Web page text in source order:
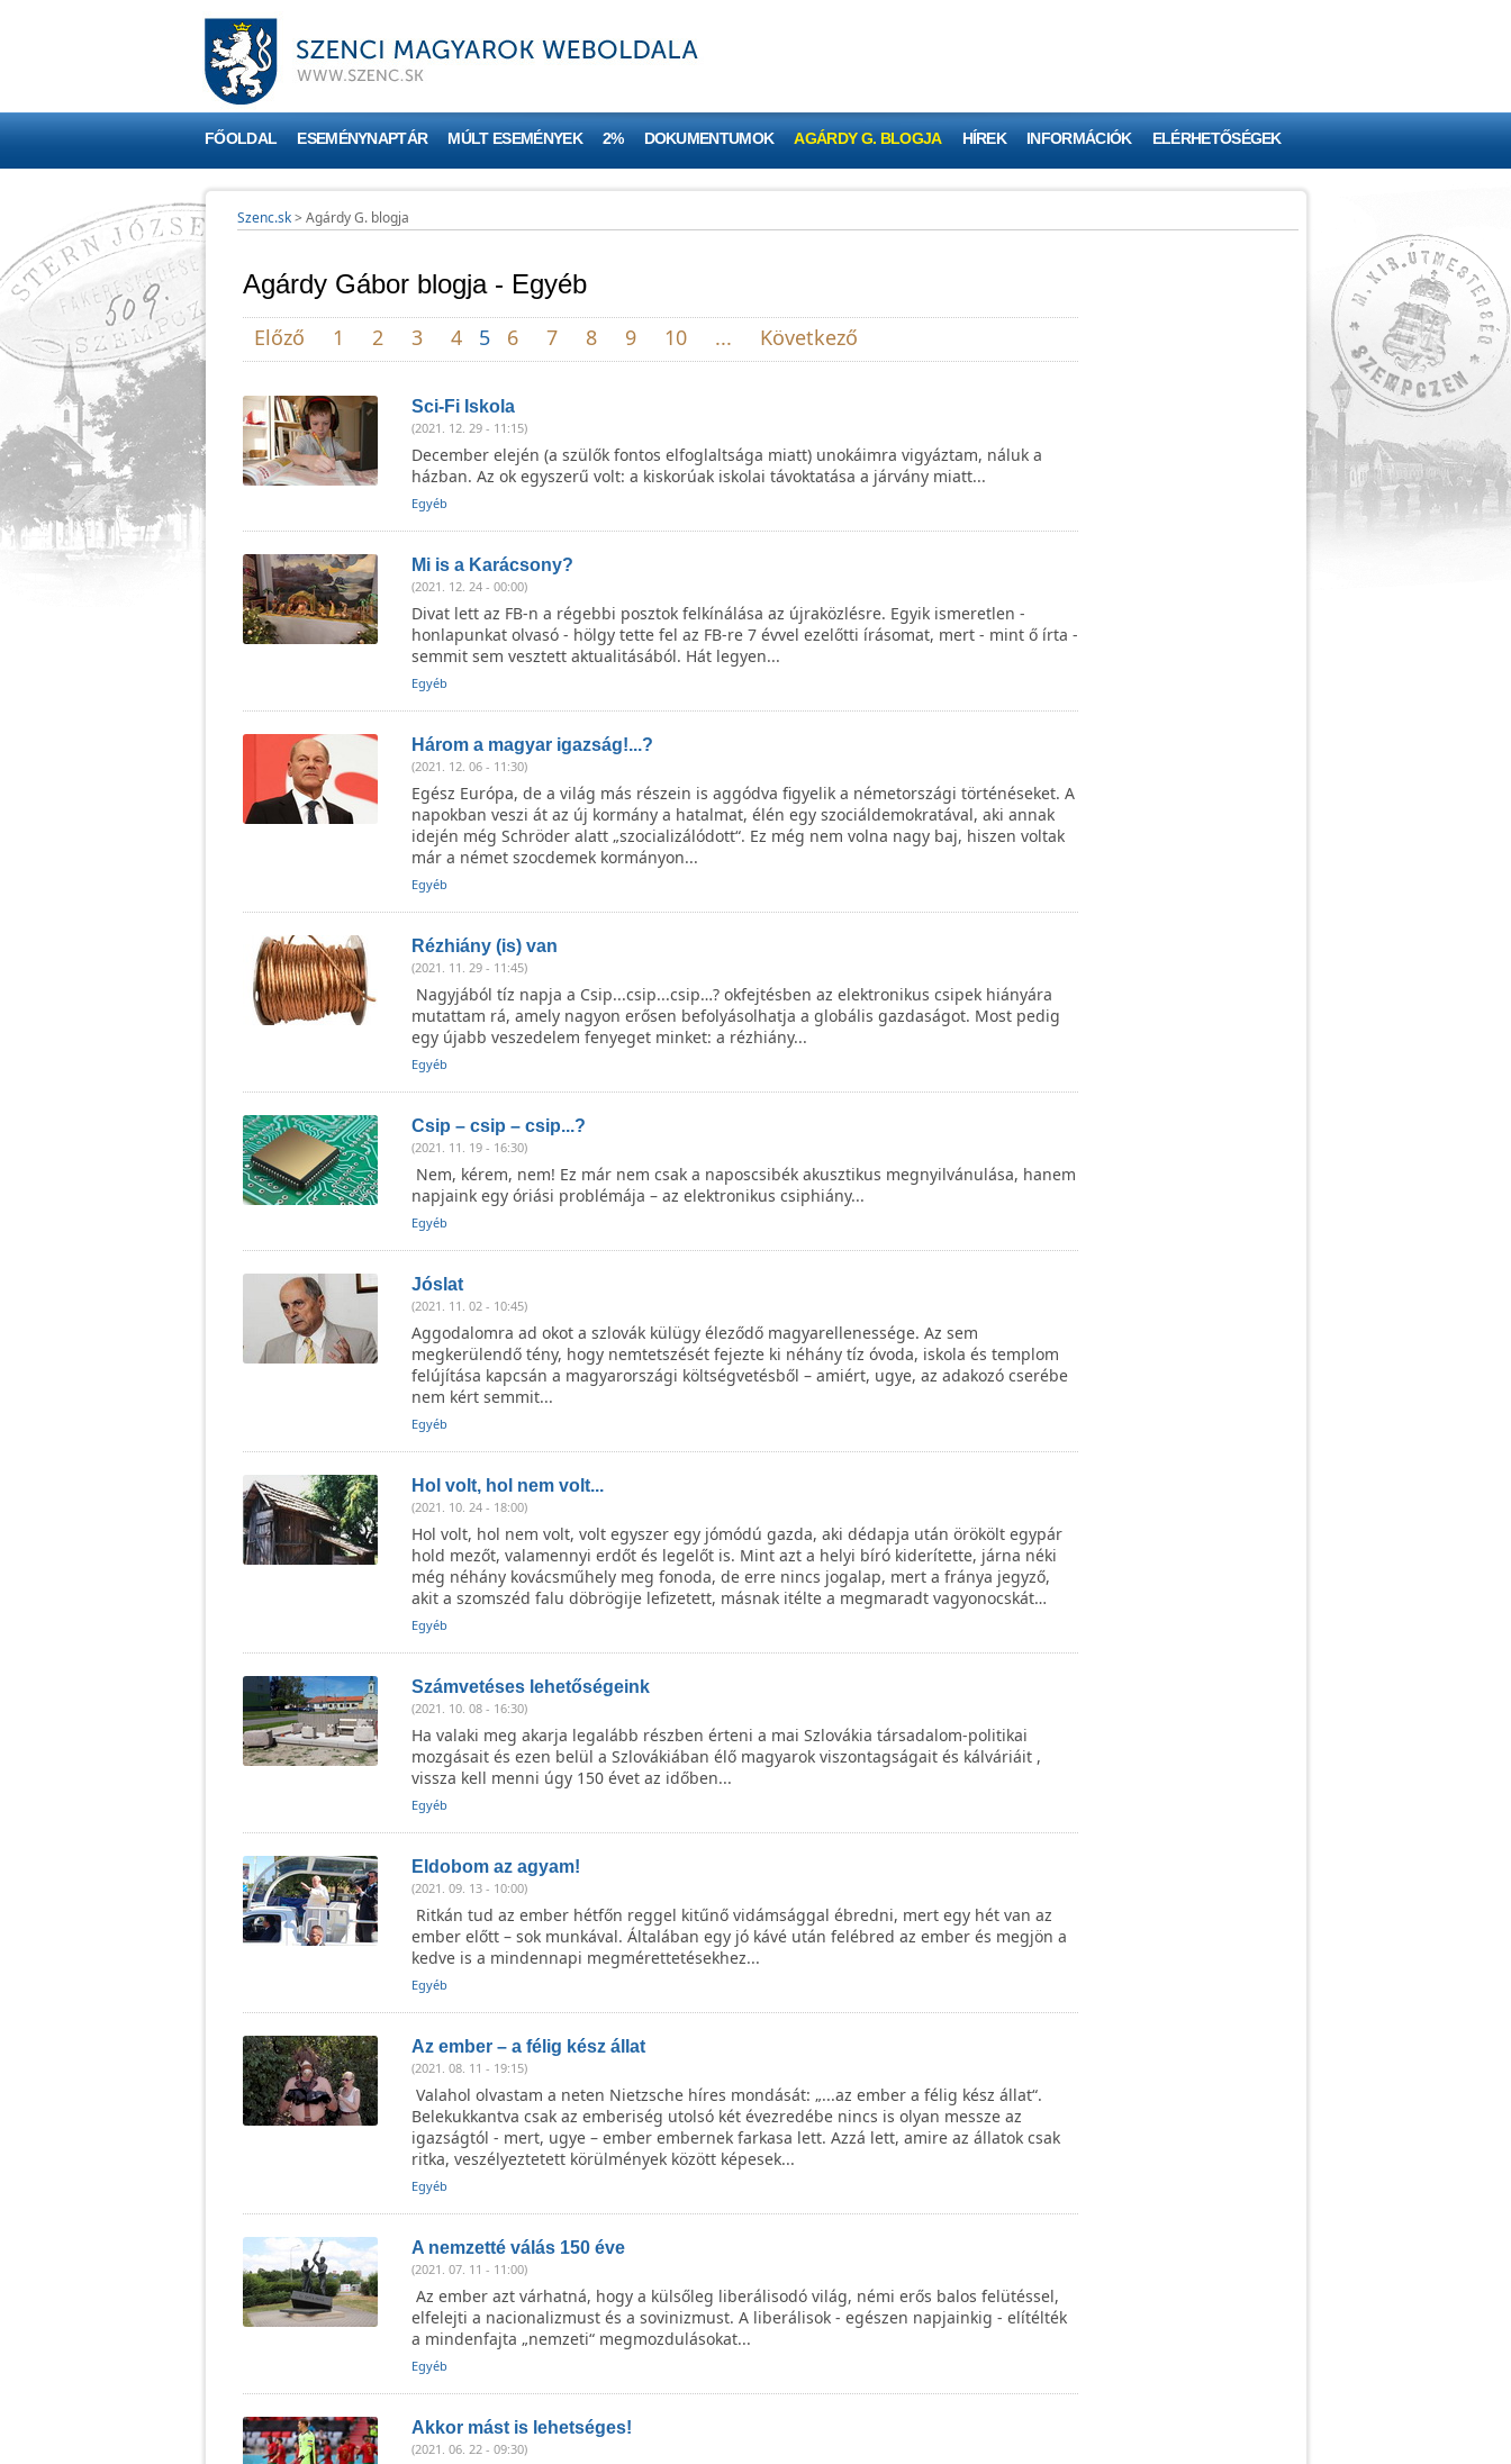
FŐOLDAL ESEMÉNYNAPTÁR MÚLT ESEMÉNYEK 2% DOKUMENTUMOK AGÁRDY G. BLOGJA HÍREK INFORMÁCIÓK ELÉRHETŐSÉGEK
Szenc.sk> Agárdy G. blogja
Agárdy Gábor blogja - Egyéb
Előző 1 2 3 4 5 6 7 8 9 10 ... Következő
Sci-Fi Iskola
(2021. 12. 29 - 11:15)
December elején (a szülők fontos elfoglaltsága miatt) unokáimra vigyáztam, náluk a
házban. Az ok egyszerű volt: a kiskorúak iskolai távoktatása a járvány miatt...
Egyéb
Mi is a Karácsony?
(2021. 12. 24 - 00:00)
Divat lett az FB-n a régebbi posztok felkínálása az újraközlésre. Egyik ismeretlen -
honlapunkat olvasó - hölgy tette fel az FB-re 7 évvel ezelőtti írásomat, mert - mint ő írta -
semmit sem vesztett aktualitásából. Hát legyen...
Egyéb
Három a magyar igazság!...?
(2021. 12. 06 - 11:30)
Egész Európa, de a világ más részein is aggódva figyelik a németországi történéseket. A
napokban veszi át az új kormány a hatalmat, élén egy szociáldemokratával, aki annak
idején még Schröder alatt „szocializálódott“. Ez még nem volna nagy baj, hiszen voltak
már a német szocdemek kormányon...
Egyéb
Rézhiány (is) van
(2021. 11. 29 - 11:45)
Nagyjából tíz napja a Csip...csip...csip…? okfejtésben az elektronikus csipek hiányára
mutattam rá, amely nagyon erősen befolyásolhatja a globális gazdaságot. Most pedig
egy újabb veszedelem fenyeget minket: a rézhiány...
Egyéb
Csip – csip – csip...?
(2021. 11. 19 - 16:30)
Nem, kérem, nem! Ez már nem csak a naposcsibék akusztikus megnyilvánulása, hanem
napjaink egy óriási problémája – az elektronikus csiphiány...
Egyéb
Jóslat
(2021. 11. 02 - 10:45)
Aggodalomra ad okot a szlovák külügy éleződő magyarellenessége. Az sem
megkerülendő tény, hogy nemtetszését fejezte ki néhány tíz óvoda, iskola és templom
felújítása kapcsán a magyarországi költségvetésből – amiért, ugye, az adakozó cserébe
nem kért semmit...
Egyéb
Hol volt, hol nem volt...
(2021. 10. 24 - 18:00)
Hol volt, hol nem volt, volt egyszer egy jómódú gazda, aki dédapja után örökölt egypár
hold mezőt, valamennyi erdőt és legelőt is. Mint azt a helyi bíró kiderítette, járna néki
még néhány kovácsműhely meg fonoda, de erre nincs jogalap, mert a fránya jegyző,
akit a szomszéd falu döbrögije lefizetett, másnak itélte a megmaradt vagyonocskát…
Egyéb
Számvetéses lehetőségeink
(2021. 10. 08 - 16:30)
Ha valaki meg akarja legalább részben érteni a mai Szlovákia társadalom-politikai
mozgásait és ezen belül a Szlovákiában élő magyarok viszontagságait és kálváriáit ,
vissza kell menni úgy 150 évet az időben...
Egyéb
Eldobom az agyam!
(2021. 09. 13 - 10:00)
Ritkán tud az ember hétfőn reggel kitűnő vidámsággal ébredni, mert egy hét van az
ember előtt – sok munkával. Általában egy jó kávé után felébred az ember és megjön a
kedve is a mindennapi megmérettetésekhez...
Egyéb
Az ember – a félig kész állat
(2021. 08. 11 - 19:15)
Valahol olvastam a neten Nietzsche híres mondását: „...az ember a félig kész állat“.
Belekukkantva csak az emberiség utolsó két évezredébe nincs is olyan messze az
igazságtól - mert, ugye – ember embernek farkasa lett. Azzá lett, amire az állatok csak
ritka, veszélyeztetett körülmények között képesek...
Egyéb
A nemzetté válás 150 éve
(2021. 07. 11 - 11:00)
Az ember azt várhatná, hogy a külsőleg liberálisodó világ, némi erős balos felütéssel,
elfelejti a nacionalizmust és a sovinizmust. A liberálisok - egészen napjainkig - elítélték
a mindenfajta „nemzeti“ megmozdulásokat...
Egyéb
Akkor mást is lehetséges!
(2021. 06. 22 - 09:30)